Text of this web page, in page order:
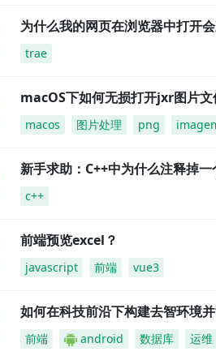
为什么我的网页在浏览器中打开
trae
macOS下如何无损打开jxr图片文
macos 图片处理 png
新手求助：C++中为什么注释掉
c++
前端预览excel？
javascript 前端 vue3
如何在科技前沿下构建去智环境
前端 android 数据库 运维